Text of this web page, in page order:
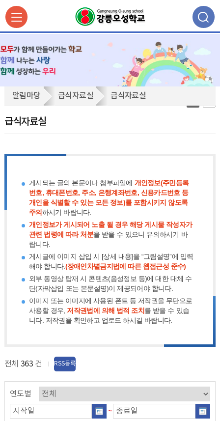
자
료
알림마당 급식자료실 급식자료실
급식자료실
게시되는 글의 본문이나 첨부파일에 개인정보(주민등록
번호, 휴대폰번호, 주소, 은행계좌번호, 신용카드번호 등
개인을 식별할 수 있는 모든 정보)를 포함시키지 않도록
주의하시기 바랍니다.
개인정보가 게시되어 노출 될 경우 해당 게시물 작성자가
관련 법령에 따라 처분을 받을 수 있으니 유의하시기 바
랍니다.
게시글에 이미지 삽입 시 [상세 내용]을 “그림설명”에 입력
해야 합니다.(장애인차별금지법에 따른 웹접근성 준수)
외부 동영상 탑재 시 콘텐츠(음성정보 등)에 대한 대체 수
단(자막삽입 또는 본문설명)이 제공되어야 합니다.
이미지 또는 이미지에 사용된 폰트 등 저작권을 무단으로
사용할 경우, 저작권법에 의해 법적 조치 를 받을 수 있습
니다. 저작권을 확인하고 업로드 하시길 바랍니다.
전체 363 건 RSS등록
연도별
~